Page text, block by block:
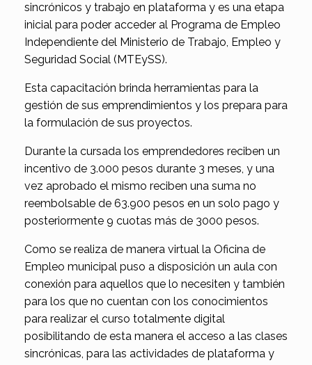
sincrónicos y trabajo en plataforma y es una etapa
inicial para poder acceder al Programa de Empleo
Independiente del Ministerio de Trabajo, Empleo y
Seguridad Social (MTEySS).
Esta capacitación brinda herramientas para la
gestión de sus emprendimientos y los prepara para
la formulación de sus proyectos.
Durante la cursada los emprendedores reciben un
incentivo de 3.000 pesos durante 3 meses, y una
vez aprobado el mismo reciben una suma no
reembolsable de 63.900 pesos en un solo pago y
posteriormente 9 cuotas más de 3000 pesos.
Como se realiza de manera virtual la Oficina de
Empleo municipal puso a disposición un aula con
conexión para aquellos que lo necesiten y también
para los que no cuentan con los conocimientos
para realizar el curso totalmente digital
posibilitando de esta manera el acceso a las clases
sincrónicas, para las actividades de plataforma y